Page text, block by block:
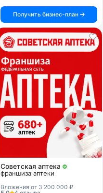
Получить бизнес-план
Советская аптека
франшиза аптеки
Вложения от 3 200 000 ₽